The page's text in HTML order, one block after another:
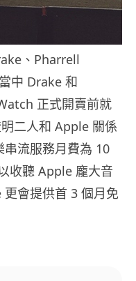
、Pharrell
中 Drake 和
正式開賣前就
二人和 Apple 關係
流服務月費為 10
收聽 Apple 龐大音
會提供首 3 個月免